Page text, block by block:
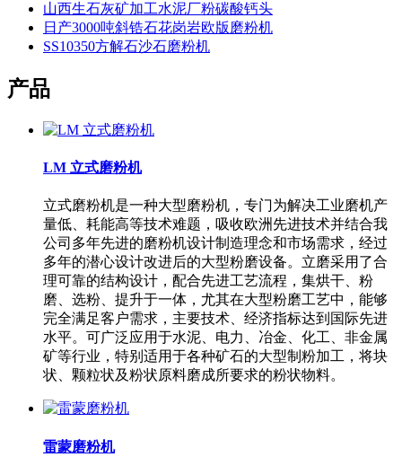
山西生石灰矿加工水泥厂粉碳酸钙头
日产3000吨斜锆石花岗岩欧版磨粉机
SS10350方解石沙石磨粉机
产品
LM 立式磨粉机
立式磨粉机是一种大型磨粉机，专门为解决工业磨机产
量低、耗能高等技术难题，吸收欧洲先进技术并结合我
公司多年先进的磨粉机设计制造理念和市场需求，经过
多年的潜心设计改进后的大型粉磨设备。立磨采用了合
理可靠的结构设计，配合先进工艺流程，集烘干、粉
磨、选粉、提升于一体，尤其在大型粉磨工艺中，能够
完全满足客户需求，主要技术、经济指标达到国际先进
水平。可广泛应用于水泥、电力、冶金、化工、非金属
矿等行业，特别适用于各种矿石的大型制粉加工，将块
状、颗粒状及粉状原料磨成所要求的粉状物料。
雷蒙磨粉机